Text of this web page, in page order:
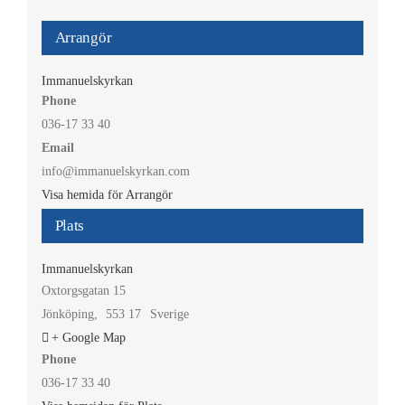
Plats
Immanuelskyrkan
Oxtorgsgatan 15
Jönköping, 553 17
Sverige
+ Google Map
Phone
036-17 33 40
Arrangör
Immanuelskyrkan
Phone
036-17 33 40
Email
info@immanuelskyrkan.com
Visa hemida för Arrangör